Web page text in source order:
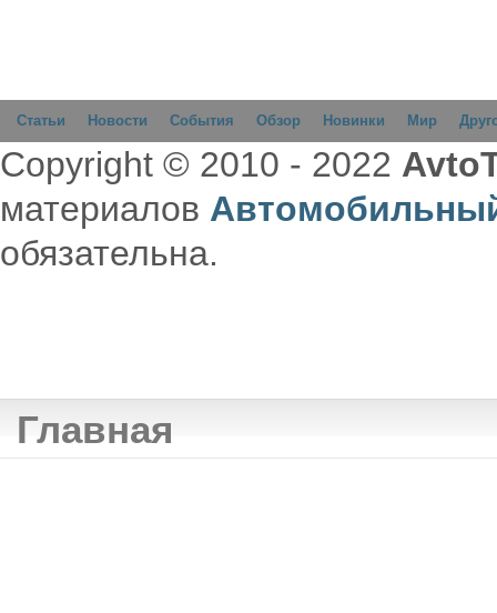
Статьи Новости События Обзор Новинки Мир
Copyright © 2010 - 2022
материалов
обязательна.
Главная